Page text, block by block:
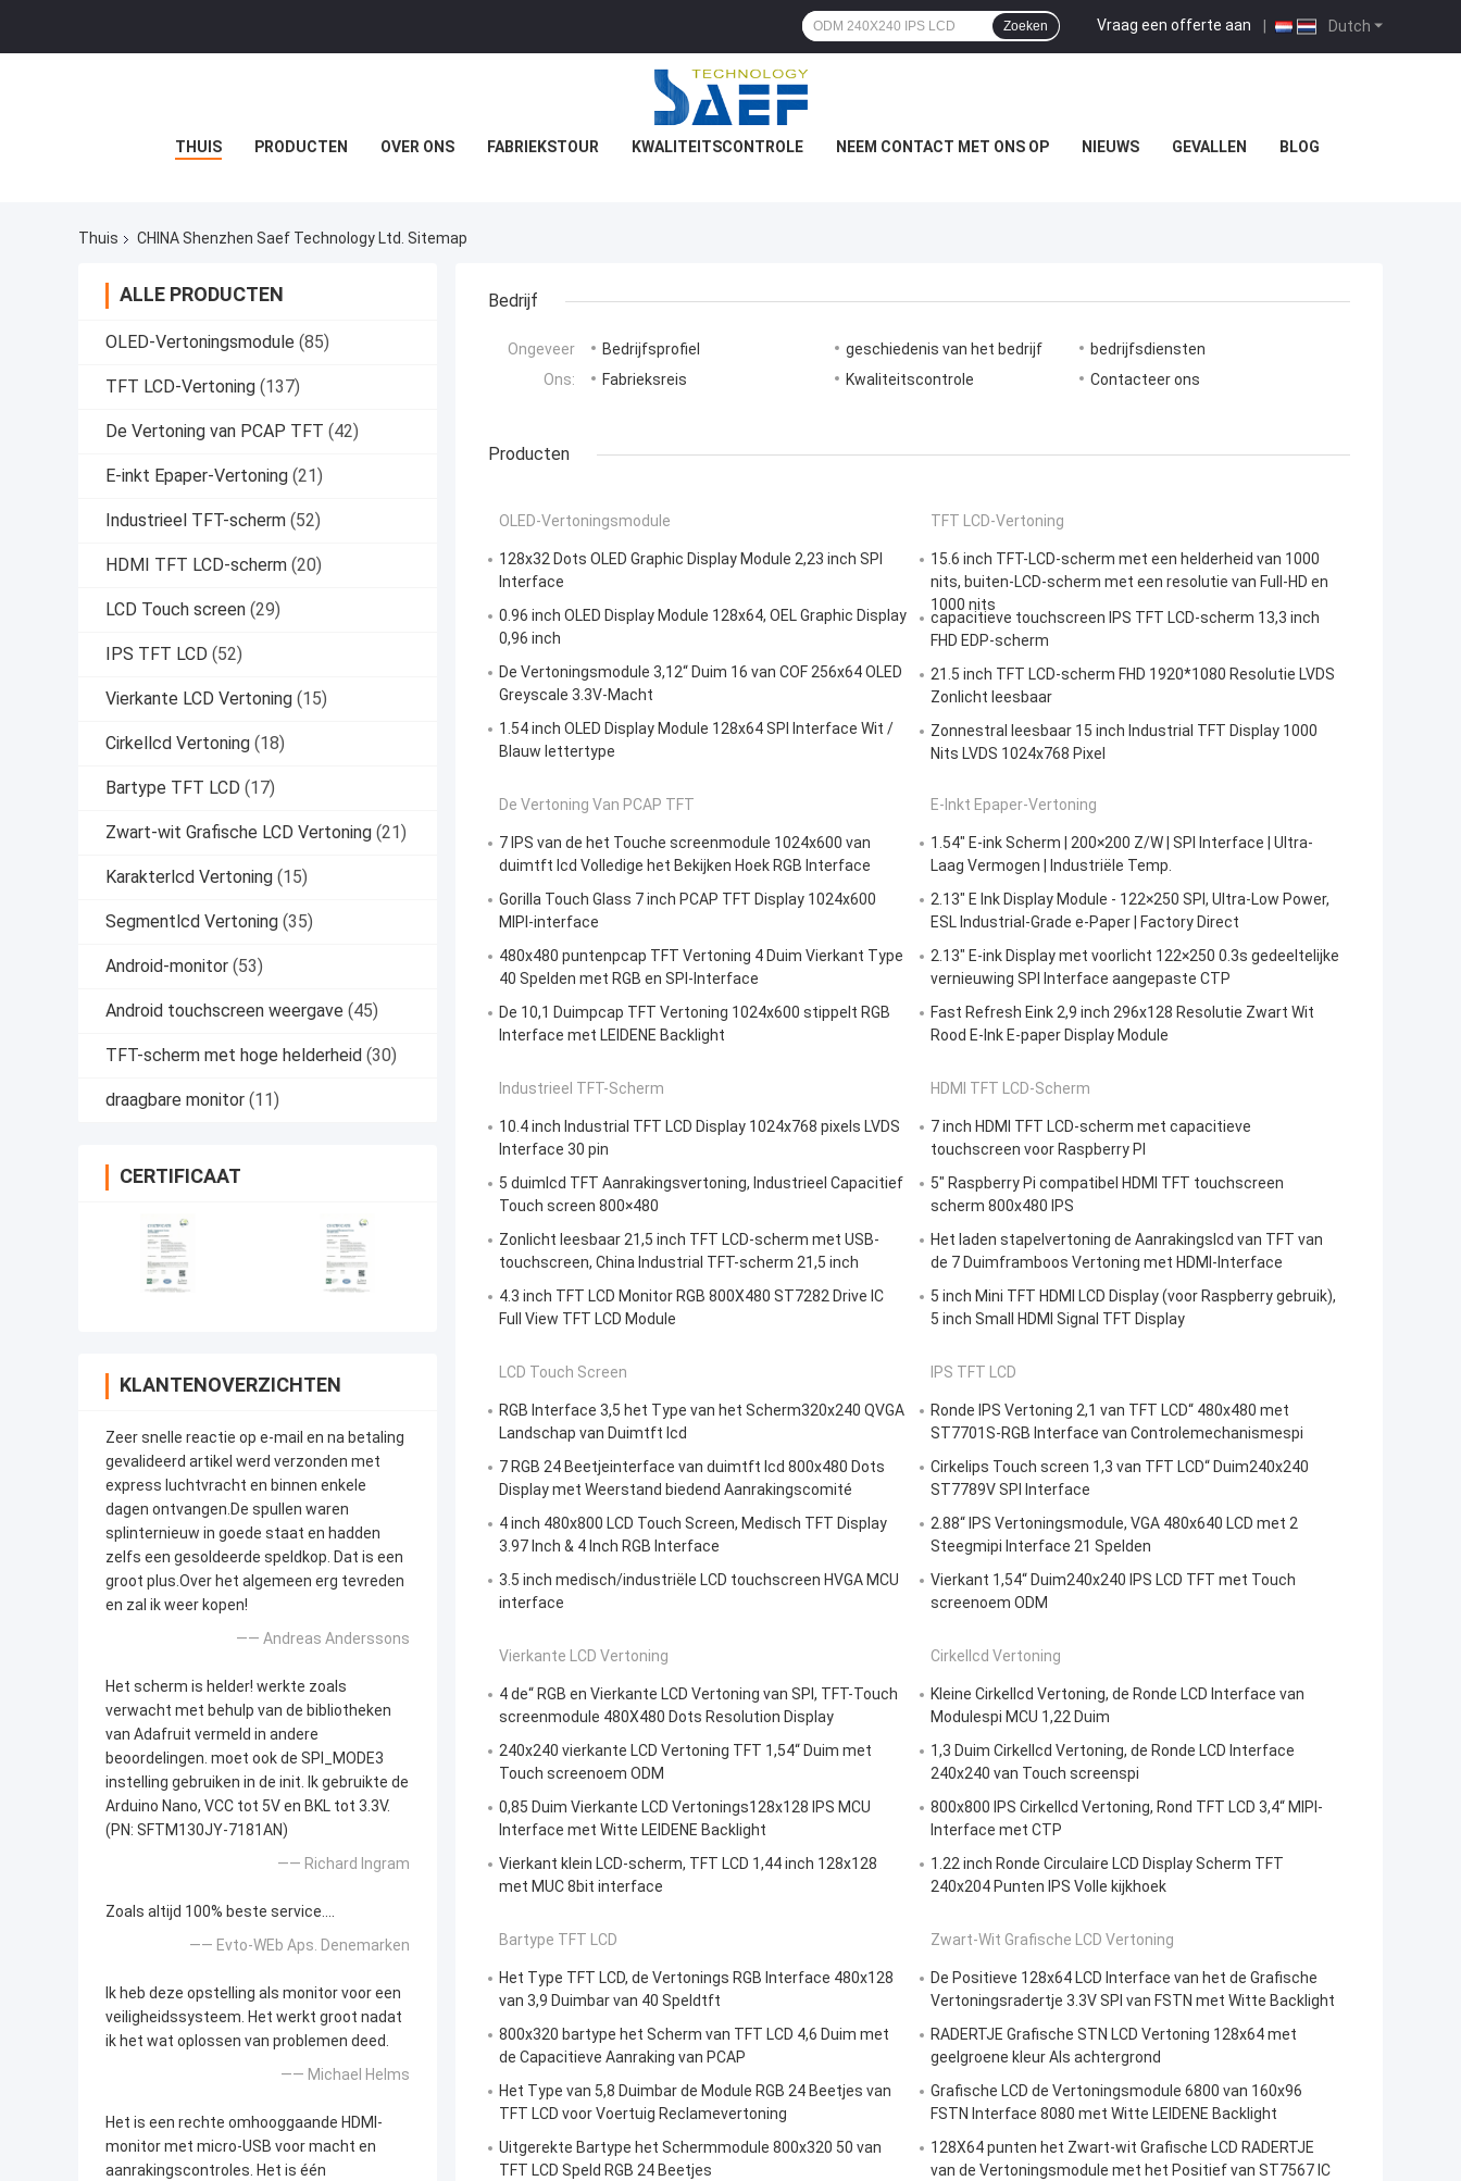
Dutch
Vraag een offerte aan |
Zoeken
THUIS PRODUCTEN OVER ONS FABRIEKSTOUR KWALITEITSCONTROLE NEEM CONTACT MET ONS OP NIEUWS GEVALLEN BLOG
Thuis CHINA Shenzhen Saef Technology Ltd. Sitemap
ALLE PRODUCTEN
OLED-Vertoningsmodule (85)
TFT LCD-Vertoning (137)
De Vertoning van PCAP TFT (42)
E-inkt Epaper-Vertoning (21)
Industrieel TFT-scherm (52)
HDMI TFT LCD-scherm (20)
LCD Touch screen (29)
IPS TFT LCD (52)
Vierkante LCD Vertoning (15)
Cirkellcd Vertoning (18)
Bartype TFT LCD (17)
Zwart-wit Grafische LCD Vertoning (21)
Karakterlcd Vertoning (15)
Segmentlcd Vertoning (35)
Android-monitor (53)
Android touchscreen weergave (45)
TFT-scherm met hoge helderheid (30)
draagbare monitor (11)
CERTIFICAAT
KLANTENOVERZICHTEN
Zeer snelle reactie op e-mail en na betaling
gevalideerd artikel werd verzonden met
express luchtvracht en binnen enkele
dagen ontvangen.De spullen waren
splinternieuw in goede staat en hadden
zelfs een gesoldeerde speldkop. Dat is een
groot plus.Over het algemeen erg tevreden
en zal ik weer kopen!
—— Andreas Anderssons
Het scherm is helder! werkte zoals
verwacht met behulp van de bibliotheken
van Adafruit vermeld in andere
beoordelingen. moet ook de SPI_MODE3
instelling gebruiken in de init. Ik gebruikte de
Arduino Nano, VCC tot 5V en BKL tot 3.3V.
(PN: SFTM130JY-7181AN)
—— Richard Ingram
Zoals altijd 100% beste service....
—— Evto-WEb Aps. Denemarken
Ik heb deze opstelling als monitor voor een
veiligheidssysteem. Het werkt groot nadat
ik het wat oplossen van problemen deed.
—— Michael Helms
Het is een rechte omhooggaande HDMI-
monitor met micro-USB voor macht en
aanrakingscontroles. Het is één
Bedrijf
Ongeveer
Ons:
Bedrijfsprofiel geschiedenis van het bedrijf
bedrijfsdiensten
Fabrieksreis
Kwaliteitscontrole Contacteer ons
Producten
OLED-Vertoningsmodule
128x32 Dots OLED Graphic Display Module 2,23 inch SPI
Interface
0.96 inch OLED Display Module 128x64, OEL Graphic Display
0,96 inch
De Vertoningsmodule 3,12“ Duim 16 van COF 256x64 OLED
Greyscale 3.3V-Macht
1.54 inch OLED Display Module 128x64 SPI Interface Wit /
Blauw lettertype
TFT LCD-Vertoning
15.6 inch TFT-LCD-scherm met een helderheid van 1000
nits, buiten-LCD-scherm met een resolutie van Full-HD en
1000 nits
capacitieve touchscreen IPS TFT LCD-scherm 13,3 inch
FHD EDP-scherm
21.5 inch TFT LCD-scherm FHD 1920*1080 Resolutie LVDS
Zonlicht leesbaar
Zonnestral leesbaar 15 inch Industrial TFT Display 1000
Nits LVDS 1024x768 Pixel
De Vertoning Van PCAP TFT
7 IPS van de het Touche screenmodule 1024x600 van
duimtft lcd Volledige het Bekijken Hoek RGB Interface
Gorilla Touch Glass 7 inch PCAP TFT Display 1024x600
MIPI-interface
480x480 puntenpcap TFT Vertoning 4 Duim Vierkant Type
40 Spelden met RGB en SPI-Interface
De 10,1 Duimpcap TFT Vertoning 1024x600 stippelt RGB
Interface met LEIDENE Backlight
E-Inkt Epaper-Vertoning
1.54" E-ink Scherm | 200×200 Z/W | SPI Interface | Ultra-
Laag Vermogen | Industriële Temp.
2.13" E Ink Display Module - 122×250 SPI, Ultra-Low Power,
ESL Industrial-Grade e-Paper | Factory Direct
2.13" E-ink Display met voorlicht 122×250 0.3s gedeeltelijke
vernieuwing SPI Interface aangepaste CTP
Fast Refresh Eink 2,9 inch 296x128 Resolutie Zwart Wit
Rood E-Ink E-paper Display Module
Industrieel TFT-Scherm
10.4 inch Industrial TFT LCD Display 1024x768 pixels LVDS
Interface 30 pin
5 duimlcd TFT Aanrakingsvertoning, Industrieel Capacitief
Touch screen 800×480
Zonlicht leesbaar 21,5 inch TFT LCD-scherm met USB-
touchscreen, China Industrial TFT-scherm 21,5 inch
4.3 inch TFT LCD Monitor RGB 800X480 ST7282 Drive IC
Full View TFT LCD Module
HDMI TFT LCD-Scherm
7 inch HDMI TFT LCD-scherm met capacitieve
touchscreen voor Raspberry PI
5" Raspberry Pi compatibel HDMI TFT touchscreen
scherm 800x480 IPS
Het laden stapelvertoning de Aanrakingslcd van TFT van
de 7 Duimframboos Vertoning met HDMI-Interface
5 inch Mini TFT HDMI LCD Display (voor Raspberry gebruik),
5 inch Small HDMI Signal TFT Display
LCD Touch Screen
RGB Interface 3,5 het Type van het Scherm320x240 QVGA
Landschap van Duimtft lcd
7 RGB 24 Beetjeinterface van duimtft lcd 800x480 Dots
Display met Weerstand biedend Aanrakingscomité
4 inch 480x800 LCD Touch Screen, Medisch TFT Display
3.97 Inch & 4 Inch RGB Interface
3.5 inch medisch/industriële LCD touchscreen HVGA MCU
interface
IPS TFT LCD
Ronde IPS Vertoning 2,1 van TFT LCD“ 480x480 met
ST7701S-RGB Interface van Controlemechanismespi
Cirkelips Touch screen 1,3 van TFT LCD“ Duim240x240
ST7789V SPI Interface
2.88“ IPS Vertoningsmodule, VGA 480x640 LCD met 2
Steegmipi Interface 21 Spelden
Vierkant 1,54“ Duim240x240 IPS LCD TFT met Touch
screenoem ODM
Vierkante LCD Vertoning
4 de“ RGB en Vierkante LCD Vertoning van SPI, TFT-Touch
screenmodule 480X480 Dots Resolution Display
240x240 vierkante LCD Vertoning TFT 1,54“ Duim met
Touch screenoem ODM
0,85 Duim Vierkante LCD Vertonings128x128 IPS MCU
Interface met Witte LEIDENE Backlight
Vierkant klein LCD-scherm, TFT LCD 1,44 inch 128x128
met MUC 8bit interface
Cirkellcd Vertoning
Kleine Cirkellcd Vertoning, de Ronde LCD Interface van
Modulespi MCU 1,22 Duim
1,3 Duim Cirkellcd Vertoning, de Ronde LCD Interface
240x240 van Touch screenspi
800x800 IPS Cirkellcd Vertoning, Rond TFT LCD 3,4“ MIPI-
Interface met CTP
1.22 inch Ronde Circulaire LCD Display Scherm TFT
240x204 Punten IPS Volle kijkhoek
Bartype TFT LCD
Het Type TFT LCD, de Vertonings RGB Interface 480x128
van 3,9 Duimbar van 40 Speldtft
800x320 bartype het Scherm van TFT LCD 4,6 Duim met
de Capacitieve Aanraking van PCAP
Het Type van 5,8 Duimbar de Module RGB 24 Beetjes van
TFT LCD voor Voertuig Reclamevertoning
Uitgerekte Bartype het Schermmodule 800x320 50 van
TFT LCD Speld RGB 24 Beetjes
Zwart-Wit Grafische LCD Vertoning
De Positieve 128x64 LCD Interface van het de Grafische
Vertoningsradertje 3.3V SPI van FSTN met Witte Backlight
RADERTJE Grafische STN LCD Vertoning 128x64 met
geelgroene kleur Als achtergrond
Grafische LCD de Vertoningsmodule 6800 van 160x96
FSTN Interface 8080 met Witte LEIDENE Backlight
128X64 punten het Zwart-wit Grafische LCD RADERTJE
van de Vertoningsmodule met het Positief van ST7567 IC